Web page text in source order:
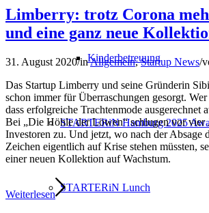
Kinderbetreuung
STARTERiN Hamburg 2025
STARTERiN Lunch
Limberry: trotz Corona
und eine ganz neue
31. August 2020/inAllgemein,Startup News/
Das Startup Limberry und seine Gründerin
schon immer für Überraschungen gesorgt.
dass erfolgreiche Trachtenmode ausgerechnet
Bei „Die Höhle der Löwen“ schlugen vor vier
Investoren zu. Und jetzt, wo nach der Absage
Zeichen eigentlich auf Krise stehen müssten,
einer neuen Kollektion auf Wachstum.
Weiterlesen